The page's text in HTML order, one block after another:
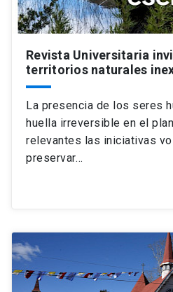
Revista Universitaria
territorios naturales
La presencia de los seres
huella irreversible en el
relevantes las iniciativas
preservar…